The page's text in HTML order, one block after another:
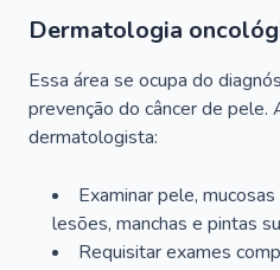
Dermatologia
Essa área se ocupa do
prevenção do câncer de pele.
dermatologista:
Examinar pele,
lesões, manchas e pintas
Requisitar exames